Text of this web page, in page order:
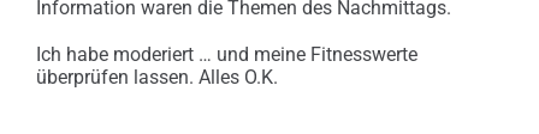
Information waren die Themen des Nachmittags.
Ich habe moderiert … und meine Fitnesswerte
überprüfen lassen. Alles O.K.